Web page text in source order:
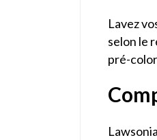
Lavez
selon le
pré-